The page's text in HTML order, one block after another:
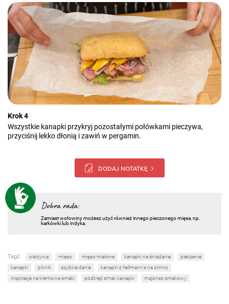
Krok 4
Wszystkie kanapki przykryj pozostałymi połówkami pieczywa,
przyciśnij lekko dłonią i zawiń w pergamin.
DODAJ NOTATKĘ
Dobra rada:
Zamiast wołowiny możesz użyć również innego pieczonego mięsa, np.
karkówki lub indyka.
Tagi: warzywa mięso mięso mielone kanapki na śniadanie
pieczenie
kanapki
piknik szybkie danie
kanapki z hellmann's na zimno
inspiracje na kremowe smaki
podkręć smak kanapki majonez smakowy